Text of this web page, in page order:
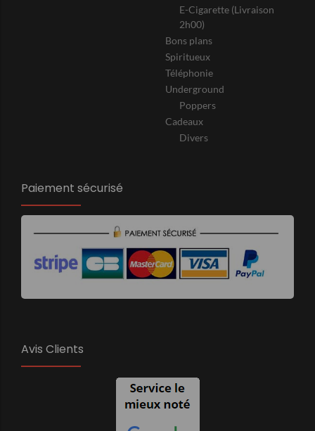
E-Cigarette (Livraison
2h00)
Bons plans
Spiritueux
Téléphonie
Underground
Poppers
Cadeaux
Divers
Paiement sécurisé
Avis Clients